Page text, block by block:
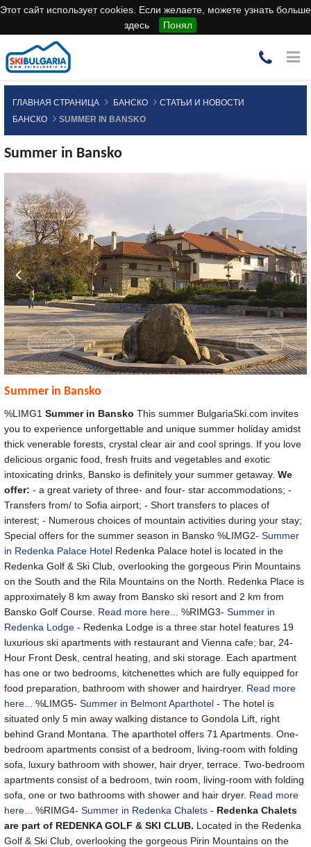
Этот сайт использует cookies. Если желаете, можете узнать больше
здесь
Понял
ГЛАВНАЯ СТРАНИЦА БАНСКО
СТАТЬИ И НОВОСТИ
БАНСКО
SUMMER IN BANSKO
Summer in Bansko
Summer in Bansko
%LIMG1 Summer in Bansko This summer BulgariaSki.com invites
you to experience unforgettable and unique summer holiday amidst
thick venerable forests, crystal clear air and cool springs. If you love
delicious organic food, fresh fruits and vegetables and exotic
intoxicating drinks, Bansko is definitely your summer getaway. We
offer: - a great variety of three- and four- star accommodations; -
Transfers from/ to Sofia airport; - Short transfers to places of
interest; - Numerous choices of mountain activities during your stay;
Special offers for the summer season in Bansko %LIMG2- Summer
in Redenka Palace Hotel Redenka Palace hotel is located in the
Redenka Golf & Ski Club, overlooking the gorgeous Pirin Mountains
on the South and the Rila Mountains on the North. Redenka Place is
approximately 8 km away from Bansko ski resort and 2 km from
Bansko Golf Course. Read more here... %RIMG3- Summer in
Redenka Lodge - Redenka Lodge is a three star hotel features 19
luxurious ski apartments with restaurant and Vienna cafe; bar, 24-
Hour Front Desk, central heating, and ski storage. Each apartment
has one or two bedrooms, kitchenettes which are fully equipped for
food preparation, bathroom with shower and hairdryer. Read more
here...
%LIMG5- Summer in Belmont Aparthotel - The hotel is
situated only 5 min away walking distance to Gondola Lift, right
behind Grand Montana. The aparthotel offers 71 Apartments. One-
bedroom apartments consist of a bedroom, living-room with folding
sofa, luxury bathroom with shower, hair dryer, terrace. Two-bedroom
apartments consist of a bedroom, twin room, living-room with folding
sofa, one or two bathrooms with shower and hair dryer. Read more
here...
%RIMG4- Summer in Redenka Chalets - Redenka Chalets
are part of REDENKA GOLF & SKI CLUB. Located in the Redenka
Golf & Ski Club, overlooking the gorgeous Pirin Mountains on the